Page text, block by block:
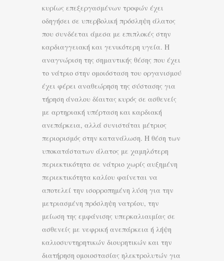
κυρίως επεξεργασμένων τροφών έχει
οδηγήσει σε υπερβολική πρόσληψη άλατος
που συνδέεται άμεσα με επιπλοκές στην
καρδιαγγειακή και γενικότερη υγεία. Η
αναγνώριση της σημαντικής θέσης που έχει
το νάτριο στην ομοιόσταση του οργανισμού
έχει φέρει αναθεώρηση της σύστασης για
τήρηση άναλου δίαιτας κυρός σε ασθενείς
με αρτηριακή υπέρταση και καρδιακή
ανεπάρκεια, αλλά συνιστάται μέτριος
περιορισμός στην κατανάλωση. Η θέση των
υποκατάστατων άλατος με χαμηλότερη
περιεκτικότητα σε νάτριο χωρίς αυξημένη
περιεκτικότητα καλίου φαίνεται να
αποτελεί την ισορροπημένη λύση για την
μετριασμένη πρόσληψη νατρίου, την
μείωση της εμφάνισης υπερκαλιαιμίας σε
ασθενείς με νεφρική ανεπάρκεια ή λήψη
καλιοσυντηρητικών διουρητικών και την
διατήρηση ομοιοστασίας ηλεκτρολυτών για